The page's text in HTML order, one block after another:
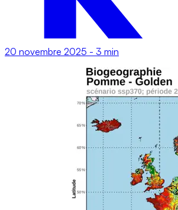
20 novembre 2025 - 3 min